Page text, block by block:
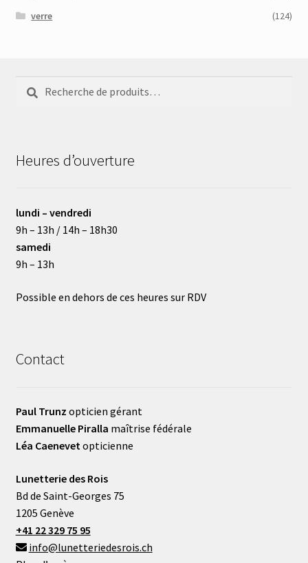
verre
(124)
pour :
Heures d’ouverture
lundi – vendredi
9h – 13h / 14h – 18h30
samedi
9h – 13h
Possible en dehors de ces heures sur RDV
Contact
Paul Trunz opticien gérant
Emmanuelle Piralla maîtrise fédérale
Léa Caenevetopticienne
Lunetterie des Rois
Bd de Saint-Georges 75
1205 Genève
+41 22 329 75 95
info@lunetteriedesrois.ch